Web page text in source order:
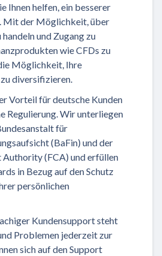
Ihnen helfen, ein besserer
Mit der Möglichkeit, über
und Zugang zu
wie CFDs zu
Möglichkeit, Ihre
diversifizieren.
Vorteil für deutsche Kunden
Regulierung. Wir unterliegen
für
(BaFin) und der
Authority (FCA) und erfüllen
in Bezug auf den Schutz
persönlichen
Kundensupport steht
Problemen jederzeit zur
sich auf den Support